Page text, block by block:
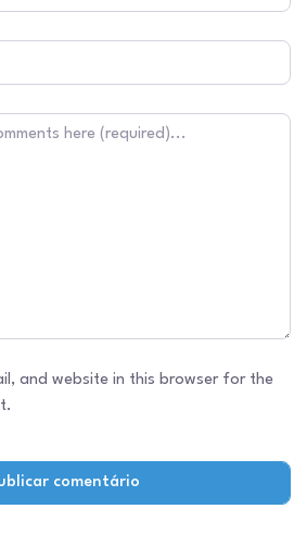
and website in this browser for the